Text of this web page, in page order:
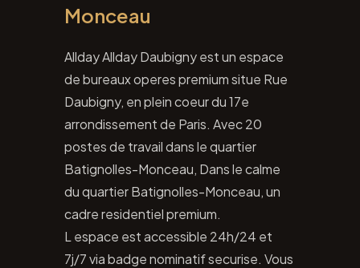
Monceau
Allday Allday Daubigny est un espace
de bureaux operes premium situe Rue
Daubigny, en plein coeur du 17e
arrondissement de Paris. Avec 20
postes de travail dans le quartier
Batignolles-Monceau, Dans le calme
du quartier Batignolles-Monceau, un
cadre residentiel premium.
L espace est accessible 24h/24 et
7j/7 via badge nominatif securise. Vous